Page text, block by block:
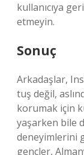
kullanıcıya
etmeyin.
Sonuç
Arkadaşlar,
tuş değil,
korumak için
yaşarken bile
deneyimlerini
gençler,